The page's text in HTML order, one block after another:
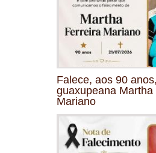
Falece, aos 90
guaxupeana Martha
Mariano